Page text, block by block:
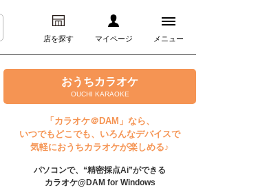
店を探す マイページ メニュー
ログイン
イページ
レミアムサービス
とも動画
おうちカラオケ
OUCHI KARAOKE
「カラオケ＠DAM」なら、
いつでもどこでも、いろんなデバイスで
気軽におうちカラオケが楽しめる♪
パソコンで、“精密採点Ai”ができる
カラオケ@DAM for Windows